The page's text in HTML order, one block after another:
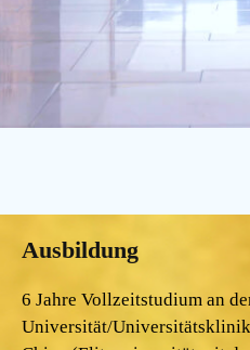
Ausbildung
6 Jahre Vollzeitstudium an
Universität/